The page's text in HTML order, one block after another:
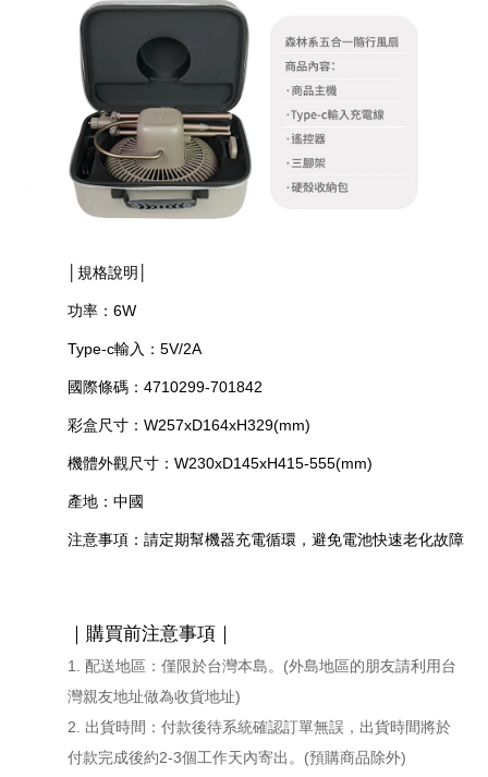
│規格說明│
功率：6W
Type-c輸入：5V/2A
國際條碼：4710299-701842
彩盒尺寸：W257xD164xH329(mm)
機體外觀尺寸：W230xD145xH415-555(mm)
產地：中國
注意事項：請定期幫機器充電循環，避免電池快速老化故障
｜購買前注意事項｜
1. 配送地區：僅限於台灣本島。(外島地區的朋友請利用台
灣親友地址做為收貨地址)
2. 出貨時間：付款後待系統確認訂單無誤，出貨時間將於
付款完成後約2-3個工作天內寄出。(預購商品除外)